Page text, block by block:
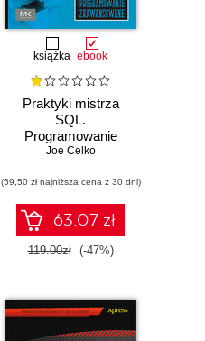
Shaun Verch,
książka ebook
Praktyki mistrza
SQL.
Programowanie
zaawansowane
Joe Celko
(59,50 zł najniższa cena z 30 dni)
63.07 zł
119.00zł (-47%)